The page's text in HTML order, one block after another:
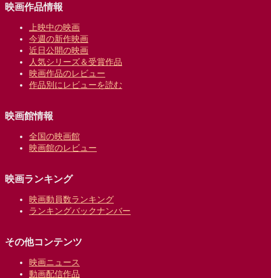
映画作品情報
上映中の映画
今週の新作映画
近日公開の映画
人気シリーズ＆受賞作品
映画作品のレビュー
作品別にレビューを読む
映画館情報
全国の映画館
映画館のレビュー
映画ランキング
映画動員数ランキング
ランキングバックナンバー
その他コンテンツ
映画ニュース
動画配信作品